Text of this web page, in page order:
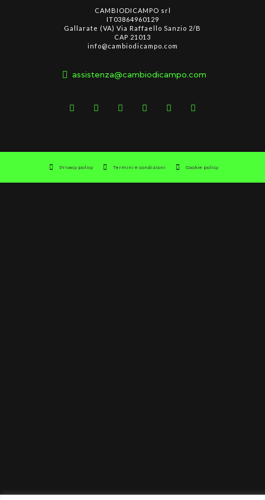
CAMBIODICAMPO srl
IT03864960129
Gallarate (VA) Via Raffaello Sanzio 2/B
CAP 21013
info@cambiodicampo.com
assistenza@cambiodicampo.com
Privacy policy Termini e condizioni Cookie policy